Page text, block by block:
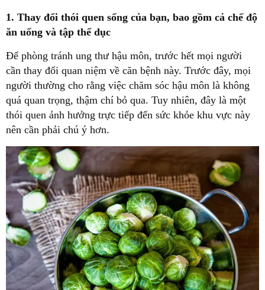
1. Thay đổi thói quen sống của bạn, bao gồm cả chế độ
ăn uống và tập thể dục
Để phòng tránh ung thư hậu môn, trước hết mọi người
cần thay đổi quan niệm về căn bệnh này. Trước đây, mọi
người thường cho rằng việc chăm sóc hậu môn là không
quá quan trọng, thậm chí bỏ qua. Tuy nhiên, đây là một
thói quen ảnh hưởng trực tiếp đến sức khỏe khu vực này
nên cần phải chú ý hơn.